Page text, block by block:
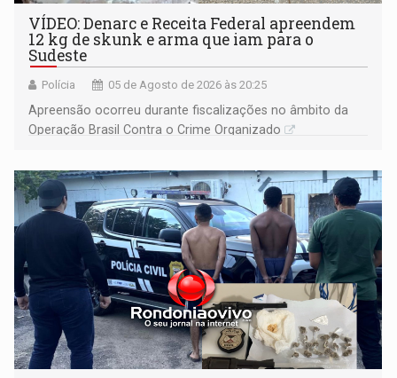
VÍDEO: Denarc e Receita Federal apreendem
12 kg de skunk e arma que iam para o
Sudeste
Polícia 05 de Agosto de 2026 às 20:25
Apreensão ocorreu durante fiscalizações no âmbito da
Operação Brasil Contra o Crime Organizado